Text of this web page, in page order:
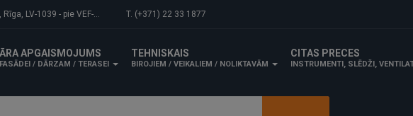
1039 - pie VEF-Gaisa tilta. T. (+371) 22 33 1877
ĀRA APGAISMOJUMS
FASĀDEI / DĀRZAM / TERASEI
TEHNISKAIS
BIROJIEM / VEIKALIEM / NOLIKTAVĀM
CITAS PRECES
INSTRUMENTI, SLĒDŽI,